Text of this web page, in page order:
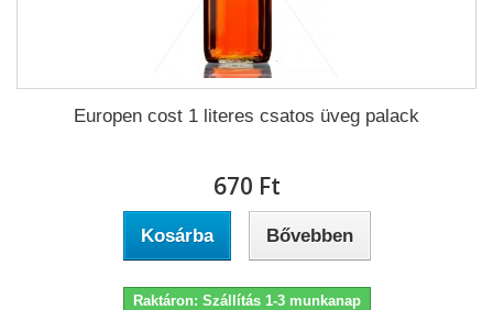
Europen cost 1 literes csatos üveg palack
670 Ft‎
Kosárba Bővebben
Raktáron: Szállítás 1-3 munkanap